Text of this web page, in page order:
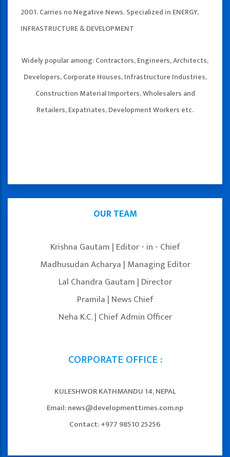
2001. Carries no Negative News. Specialized in ENERGY,
INFRASTRUCTURE & DEVELOPMENT
Widely popular among: Contractors, Engineers, Architects,
Developers, Corporate Houses, Infrastructure Industries,
Construction Material Importers, Wholesalers and
Retailers, Expatriates, Development Workers etc.
OUR TEAM
Krishna Gautam | Editor - in - Chief
Madhusudan Acharya | Managing Editor
Lal Chandra Gautam | Director
Pramila | News Chief
Neha K.C. | Chief Admin Officer
CORPORATE OFFICE :
KULESHWOR KATHMANDU 14, NEPAL
Email: news@developmenttimes.com.np
Contact: +977 98510 25256